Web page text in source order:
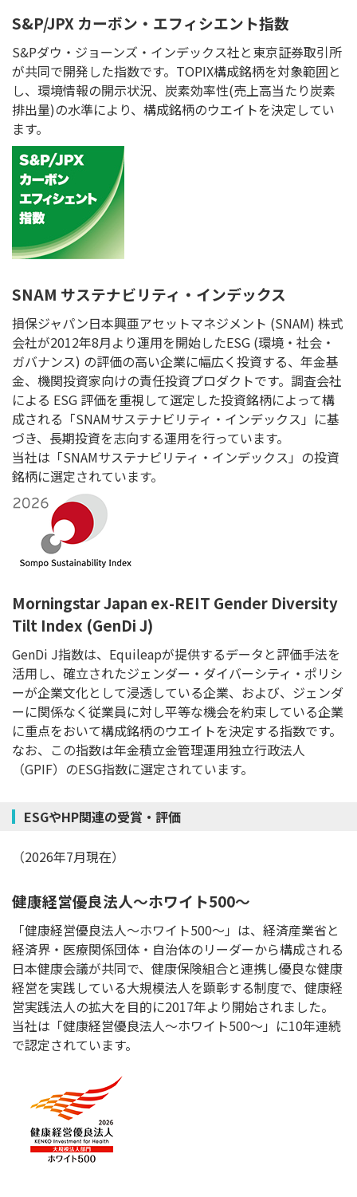
S&P/JPX カーボン・エフィシエント指数
S&Pダウ・ジョーンズ・インデックス社と東京証券取引所
が共同で開発した指数です。TOPIX構成銘柄を対象範囲と
し、環境情報の開示状況、炭素効率性(売上高当たり炭素
排出量)の水準により、構成銘柄のウエイトを決定してい
ます。
SNAM サステナビリティ・インデックス
損保ジャパン日本興亜アセットマネジメント (SNAM) 株式
会社が2012年8月より運用を開始したESG (環境・社会・
ガバナンス) の評価の高い企業に幅広く投資する、年金基
金、機関投資家向けの責任投資プロダクトです。調査会社
による ESG 評価を重視して選定した投資銘柄によって構
成される「SNAMサステナビリティ・インデックス」に基
づき、長期投資を志向する運用を行っています。
当社は「SNAMサステナビリティ・インデックス」の投資
銘柄に選定されています。
Morningstar Japan ex-REIT Gender Diversity
Tilt Index (GenDi J)
GenDi J指数は、Equileapが提供するデータと評価手法を
活用し、確立されたジェンダー・ダイバーシティ・ポリシ
ーが企業文化として浸透している企業、および、ジェンダ
ーに関係なく従業員に対し平等な機会を約束している企業
に重点をおいて構成銘柄のウエイトを決定する指数です。
なお、この指数は年金積立金管理運用独立行政法人
（GPIF）のESG指数に選定されています。
ESGやHP関連の受賞・評価
（2026年7月現在）
健康経営優良法人～ホワイト500～
「健康経営優良法人～ホワイト500～」は、経済産業省と
経済界・医療関係団体・自治体のリーダーから構成される
日本健康会議が共同で、健康保険組合と連携し優良な健康
経営を実践している大規模法人を顕彰する制度で、健康経
営実践法人の拡大を目的に2017年より開始されました。
当社は「健康経営優良法人～ホワイト500～」に10年連続
で認定されています。